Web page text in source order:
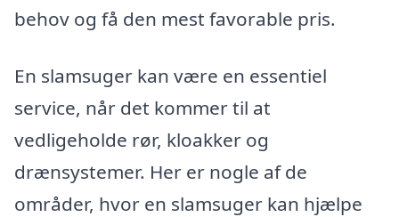
behov og få den mest favorable pris.
En slamsuger kan være en essentiel
service, når det kommer til at
vedligeholde rør, kloakker og
drænsystemer. Her er nogle af de
områder, hvor en slamsuger kan hjælpe